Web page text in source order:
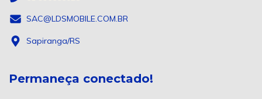
SAC@LDSMOBILE.COM.BR
Sapiranga/RS
Permaneça conectado!